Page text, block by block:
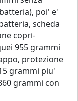
poi' e'
scheda
copri-
955 grammi
protezione
grammi piu'
grammi con